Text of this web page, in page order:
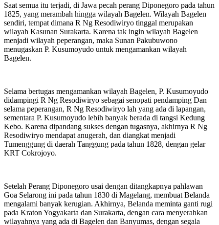
Saat semua itu terjadi, di Jawa pecah perang Diponegoro pada tahun
1825, yang merambah hingga wilayah Bagelen. Wilayah Bagelen
sendiri, tempat dimana R Ng Resodiwiryo tinggal merupakan
wilayah Kasunan Surakarta. Karena tak ingin wilayah Bagelen
menjadi wilayah peperangan, maka Sunan Pakubuwono
menugaskan P. Kusumoyudo untuk mengamankan wilayah
Bagelen.
Selama bertugas mengamankan wilayah Bagelen, P. Kusumoyudo
didampingi R Ng Resodiwiryo sebagai senopati pendamping Dan
selama peperangan, R Ng Resodiwiryo lah yang ada di lapangan,
sementara P. Kusumoyudo lebih banyak berada di tangsi Kedung
Kebo. Karena dipandang sukses dengan tugasnya, akhirnya R Ng
Resodiwiryo mendapat anugerah, dan diangkat menjadi
Tumenggung di daerah Tanggung pada tahun 1828, dengan gelar
KRT Cokrojoyo.
Setelah Perang Diponegoro usai dengan ditangkapnya pahlawan
Goa Selarong ini pada tahun 1830 di Magelang, membuat Belanda
mengalami banyak kerugian. Akhirnya, Belanda meminta ganti rugi
pada Kraton Yogyakarta dan Surakarta, dengan cara menyerahkan
wilayahnya yang ada di Bagelen dan Banyumas, dengan segala